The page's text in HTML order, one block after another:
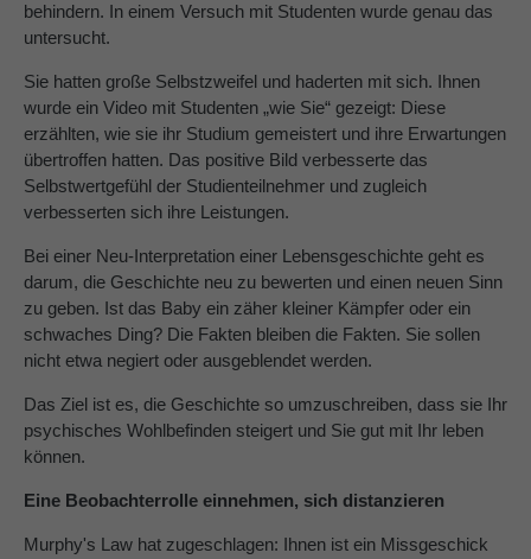
behindern. In einem Versuch mit Studenten wurde genau das
untersucht.
Sie hatten große Selbstzweifel und haderten mit sich. Ihnen
wurde ein Video mit Studenten „wie Sie“ gezeigt: Diese
erzählten, wie sie ihr Studium gemeistert und ihre Erwartungen
übertroffen hatten. Das positive Bild verbesserte das
Selbstwertgefühl der Studienteilnehmer und zugleich
verbesserten sich ihre Leistungen.
Bei einer Neu-Interpretation einer Lebensgeschichte geht es
darum, die Geschichte neu zu bewerten und einen neuen Sinn
zu geben. Ist das Baby ein zäher kleiner Kämpfer oder ein
schwaches Ding? Die Fakten bleiben die Fakten. Sie sollen
nicht etwa negiert oder ausgeblendet werden.
Das Ziel ist es, die Geschichte so umzuschreiben, dass sie Ihr
psychisches Wohlbefinden steigert und Sie gut mit Ihr leben
können.
Eine Beobachterrolle einnehmen, sich distanzieren
Murphy's Law hat zugeschlagen: Ihnen ist ein Missgeschick